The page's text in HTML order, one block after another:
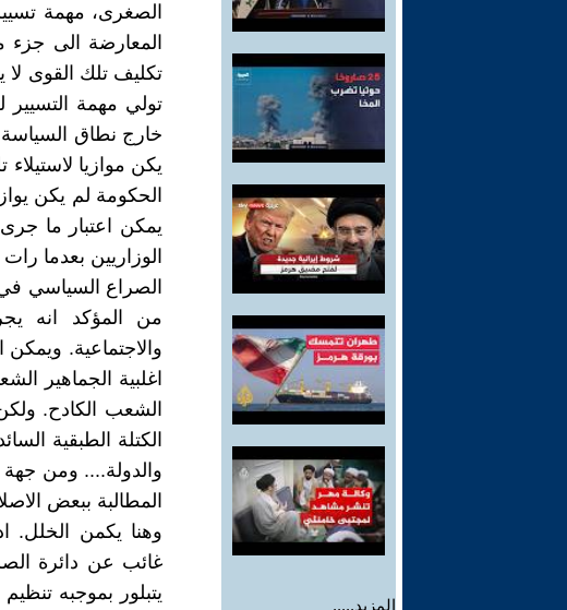
المزيد.....
الصغرى، مهمة
المعارضة الى جزء
تكليف تلك القوى لا
تولي مهمة التسيير
خارج نطاق السياسة
يكن موازيا
الحكومة لم يكن
يمكن اعتبار ما
الوزاريين بعدما
الصراع السياسي
من المؤكد انه
والاجتماعية.
اغلبية الجماهير
الشعب الكادح.
الكتلة الطبقية
والدولة.... ومن
المطالبة ببعض
وهنا يكمن الخلل.
غائب عن دائرة
يتبلور بموجبه